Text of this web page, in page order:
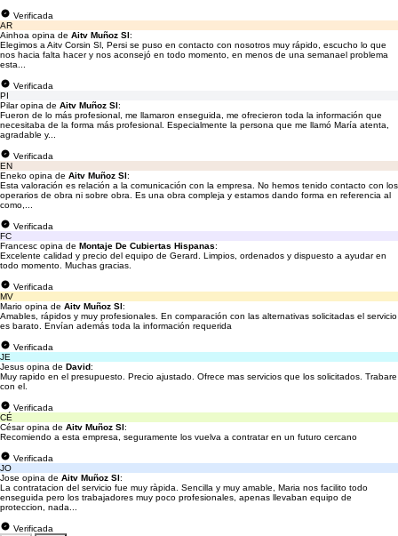
Verificada
AR
Ainhoa opina de Aitv Muñoz Sl:
Elegimos a Aitv Corsin Sl, Persi se puso en contacto con nosotros muy rápido, escucho lo que
nos hacia falta hacer y nos aconsejó en todo momento, en menos de una semanael problema
esta...
Verificada
PI
Pilar opina de Aitv Muñoz Sl:
Fueron de lo más profesional, me llamaron enseguida, me ofrecieron toda la información que
necesitaba de la forma más profesional. Especialmente la persona que me llamó María atenta,
agradable y...
Verificada
EN
Eneko opina de Aitv Muñoz Sl:
Esta valoración es relación a la comunicación con la empresa. No hemos tenido contacto con los
operarios de obra ni sobre obra. Es una obra compleja y estamos dando forma en referencia al
como,...
Verificada
FC
Francesc opina de Montaje De Cubiertas Hispanas:
Excelente calidad y precio del equipo de Gerard. Limpios, ordenados y dispuesto a ayudar en
todo momento. Muchas gracias.
Verificada
MV
Mario opina de Aitv Muñoz Sl:
Amables, rápidos y muy profesionales. En comparación con las alternativas solicitadas el servicio
es barato. Envían además toda la información requerida
Verificada
JE
Jesus opina de David:
Muy rapido en el presupuesto. Precio ajustado. Ofrece mas servicios que los solicitados. Trabare
con el.
Verificada
CÉ
César opina de Aitv Muñoz Sl:
Recomiendo a esta empresa, seguramente los vuelva a contratar en un futuro cercano
Verificada
JO
Jose opina de Aitv Muñoz Sl:
La contratacion del servicio fue muy ràpida. Sencilla y muy amable, Maria nos facilito todo
enseguida pero los trabajadores muy poco profesionales, apenas llevaban equipo de
proteccion, nada...
Verificada